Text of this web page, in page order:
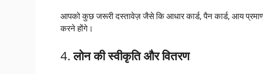
आपको कुछ जरूरी दस्तावेज़ जैसे कि आधार कार्ड, पैन कार्ड, आय
करने होंगे।
4.लोन की स्वीकृति और वितरण